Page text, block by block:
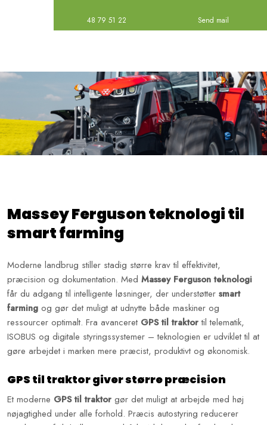
48 79 51 22 Send mail
Massey Ferguson teknologi til
smart farming
​Moderne landbrug stiller stadig større krav til effektivitet,
præcision og dokumentation. Med Massey Ferguson teknologi
får du adgang til intelligente løsninger, der understøtter smart
farmingog gør det muligt at udnytte både maskiner og
ressourcer optimalt. Fra avanceret GPS til traktortil telematik,
ISOBUS og digitale styringssystemer – teknologien er udviklet til at
gøre arbejdet i marken mere præcist, produktivt og økonomisk.
GPS til traktor giver større præcision
Et moderne GPS til traktorgør det muligt at arbejde med høj
nøjagtighed under alle forhold. Præcis autostyring reducerer